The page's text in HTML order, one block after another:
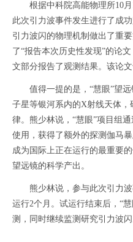
根据中科院高能物理所10月
此次引力波事件发生进行了成
引力波闪的物理机制做出了重
了“报告本次历史性发现”的论
文部分报告了观测结果。该论
值得一提的是，“慧眼”望远
子星等银河系内的X射线天体
律。熊少林说，“慧眼”项目组
使用，获得了额外的探测伽马
成为国际上正在运行的最重要
望远镜的科学产出。
熊少林说，参与此次引力波
运行2个月。试运行结束后，“
测，同时继续监测研究引力波闪